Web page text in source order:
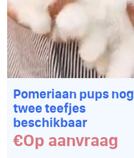
Pomeriaan pups nog
twee teefjes
beschikbaar
€Op aanvraag